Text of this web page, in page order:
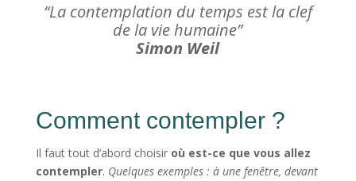
“La contemplation du temps est la clef
de la vie humaine”
Simon Weil
Comment contempler ?
Il faut tout d’abord choisir où est-ce que vous allez
contempler. Quelques exemples : à une fenêtre, devant